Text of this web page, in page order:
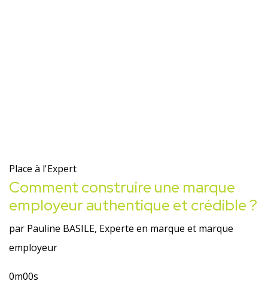
Place à l'Expert
Comment construire une marque
employeur authentique et crédible ?
par Pauline BASILE, Experte en marque et marque
employeur
0m00s